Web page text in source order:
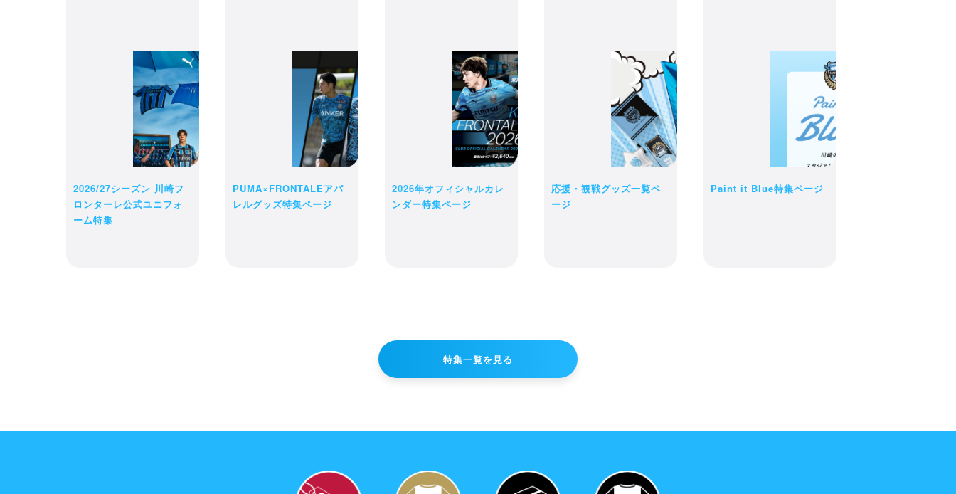
2026/27シーズン 川崎フ
ロンターレ公式ユニフォ
ーム特集
PUMA×FRONTALEアパ
レルグッズ特集ページ
2026年オフィシャルカレ
ンダー特集ページ
応援・観戦グッズ一覧ペ
ージ
Paint it Blue特集ページ
特集一覧を見る